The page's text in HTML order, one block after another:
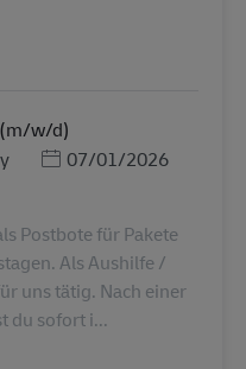
w/d)
Posted Date
07/01/2026
Postbote für Pakete
Als Aushilfe /
uns tätig. Nach einer
du sofort i...